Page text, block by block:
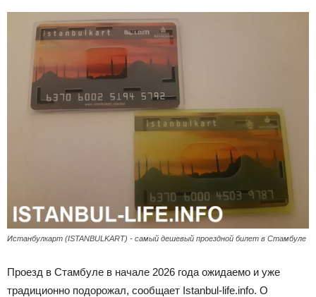
Истанбулкарт (ISTANBULKART) - самый дешевый проездной билет в Стамбуле
Проезд в Стамбуле в начале 2026 года ожидаемо и уже
традиционно подорожал, сообщает Istanbul-life.info. О